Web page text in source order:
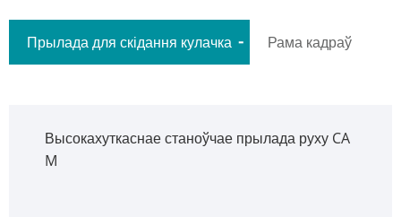
Dobby
Прылада для скідання кулачка Рама кадраў
Высокахуткаснае станоўчае прылада руху CA
M